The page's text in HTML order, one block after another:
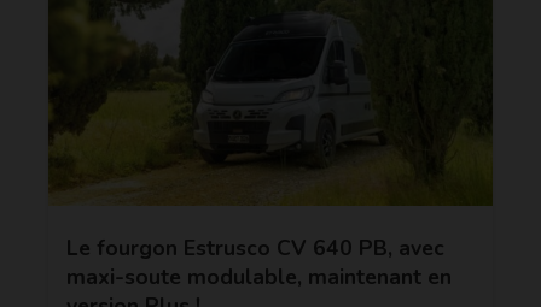
Le fourgon Estrusco CV 640 PB, avec
maxi-soute modulable, maintenant en